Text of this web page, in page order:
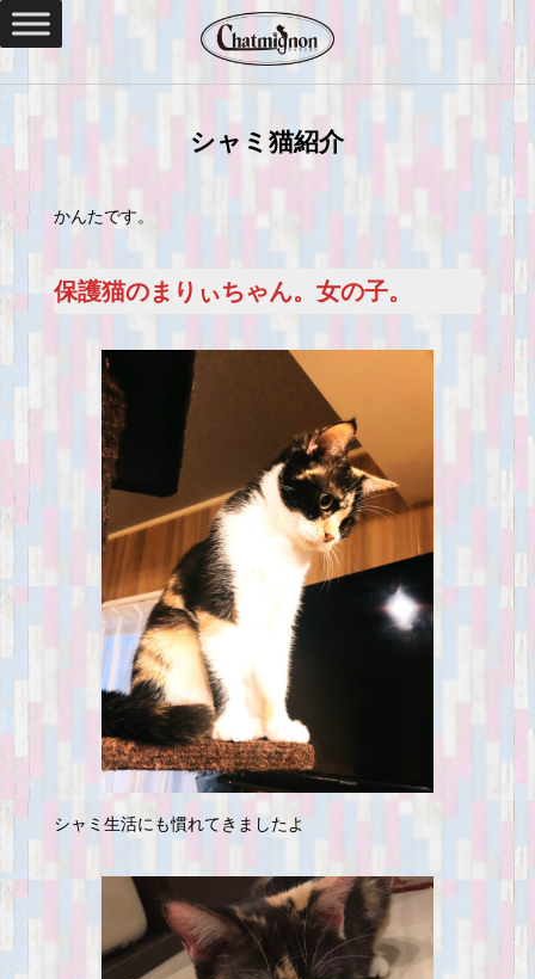
シャミ猫紹介
かんたです。
保護猫のまりぃちゃん。女の子。
シャミ生活にも慣れてきましたよ